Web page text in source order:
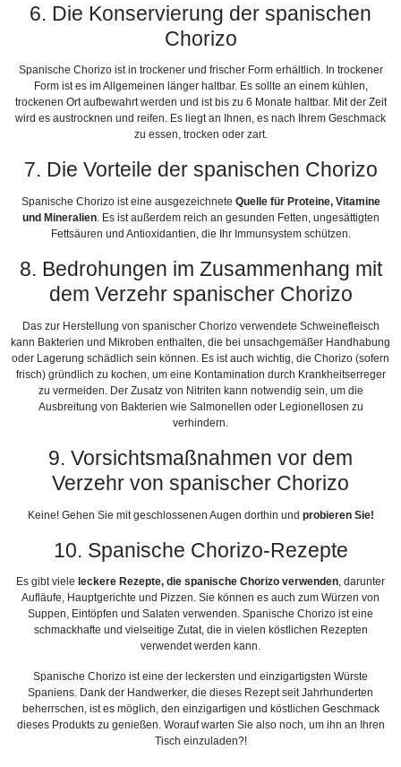
6. Die Konservierung der spanischen
Chorizo
Spanische Chorizo ​​ist in trockener und frischer Form erhältlich. In trockener
Form ist es im Allgemeinen länger haltbar. Es sollte an einem kühlen,
trockenen Ort aufbewahrt werden und ist bis zu 6 Monate haltbar. Mit der Zeit
wird es austrocknen und reifen. Es liegt an Ihnen, es nach Ihrem Geschmack
zu essen, trocken oder zart.
7. Die Vorteile der spanischen Chorizo
Spanische Chorizo ​​​​​​ist eine ausgezeichnete Quelle für Proteine, Vitamine
und Mineralien. Es ist außerdem reich an gesunden Fetten, ungesättigten
Fettsäuren und Antioxidantien, die Ihr Immunsystem schützen.
8. Bedrohungen im Zusammenhang mit
dem Verzehr spanischer Chorizo
Das zur Herstellung von spanischer Chorizo ​​​​verwendete Schweinefleisch
kann Bakterien und Mikroben enthalten, die bei unsachgemäßer Handhabung
oder Lagerung schädlich sein können. Es ist auch wichtig, die Chorizo ​​(sofern
frisch) gründlich zu kochen, um eine Kontamination durch Krankheitserreger
zu vermeiden. Der Zusatz von Nitriten kann notwendig sein, um die
Ausbreitung von Bakterien wie Salmonellen oder Legionellosen zu
verhindern.
9. Vorsichtsmaßnahmen vor dem
Verzehr von spanischer Chorizo
Keine! Gehen Sie mit geschlossenen Augen dorthin und probieren Sie!
10. Spanische Chorizo-Rezepte
Es gibt viele leckere Rezepte, die spanische Chorizo ​​verwenden, darunter
Aufläufe, Hauptgerichte und Pizzen. Sie können es auch zum Würzen von
Suppen, Eintöpfen und Salaten verwenden. Spanische Chorizo ​​ist eine
schmackhafte und vielseitige Zutat, die in vielen köstlichen Rezepten
verwendet werden kann.
Spanische Chorizo ​​ist eine der leckersten und einzigartigsten Würste
Spaniens. Dank der Handwerker, die dieses Rezept seit Jahrhunderten
beherrschen, ist es möglich, den einzigartigen und köstlichen Geschmack
dieses Produkts zu genießen. Worauf warten Sie also noch, um ihn an Ihren
Tisch einzuladen?!